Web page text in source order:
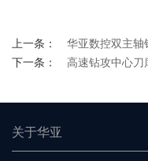
上一条：
华亚数控双主轴
下一条：
高速钻攻中心刀
关于华亚